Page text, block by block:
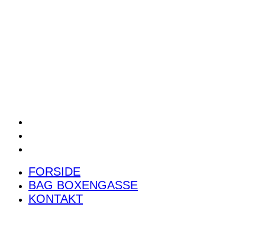
FORSIDE
BAG BOXENGASSE
KONTAKT